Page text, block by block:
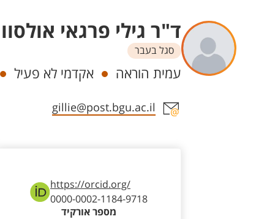
ד"ר גילי פרגאי
סגל בעבר
יחידות
עמית הוראה אקדמי לא פעיל
אזור צור קשר עם איש הסגל
gillie@post.bgu.ac.il
https://orcid.org/
0000-0002-1184-9718
מספר אורקיד